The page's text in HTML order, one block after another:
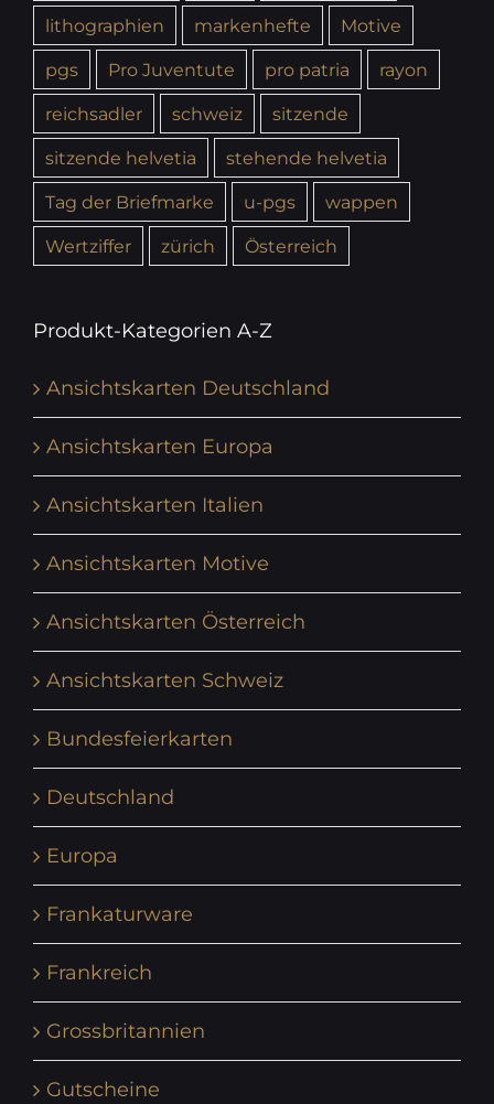
lithographien
markenhefte
Motive
pgs
Pro Juventute pro patria
rayon
reichsadler
schweiz
sitzende
sitzende helvetia
stehende helvetia
Tag der Briefmarke
u-pgs
wappen
Wertziffer
zürich Österreich
Produkt-Kategorien A-Z
Ansichtskarten Deutschland
Ansichtskarten Europa
Ansichtskarten Italien
Ansichtskarten Motive
Ansichtskarten Österreich
Ansichtskarten Schweiz
Bundesfeierkarten
Deutschland
Europa
Frankaturware
Frankreich
Grossbritannien
Gutscheine